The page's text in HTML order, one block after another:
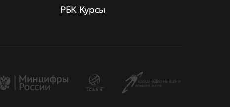
РБК Курсы